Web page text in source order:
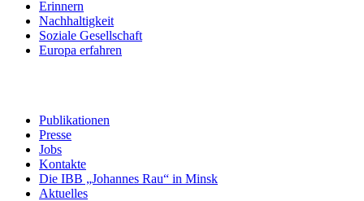
Erinnern
Nachhaltigkeit
Soziale Gesellschaft
Europa erfahren
Publikationen
Presse
Jobs
Kontakte
Die IBB „Johannes Rau“ in Minsk
Aktuelles